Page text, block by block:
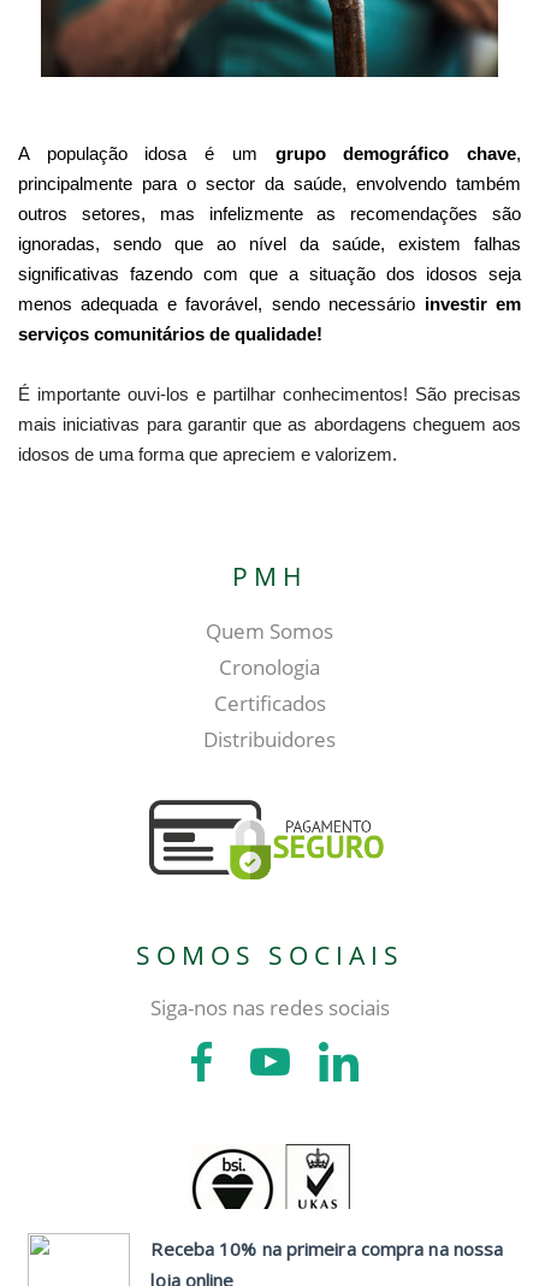
A população idosa é um grupo demográfico chave,
principalmente para o sector da saúde, envolvendo também
outros setores, mas infelizmente as recomendações são
ignoradas, sendo que ao nível da saúde, existem falhas
significativas fazendo com que a situação dos idosos seja
menos adequada e favorável, sendo necessário investir em
serviços comunitários de qualidade!
É importante ouvi-los e partilhar conhecimentos! São precisas
mais iniciativas para garantir que as abordagens cheguem aos
idosos de uma forma que apreciem e valorizem.
PMH
Quem Somos
Cronologia
Certificados
Distribuidores
SOMOS SOCIAIS
Siga-nos nas redes sociais